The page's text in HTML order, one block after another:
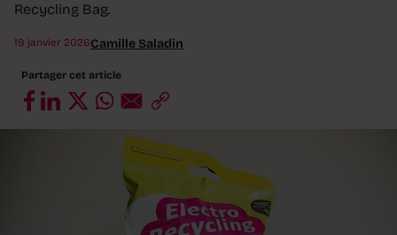
Recycling Bag.
19 janvier 2026Camille Saladin
Partager cet article